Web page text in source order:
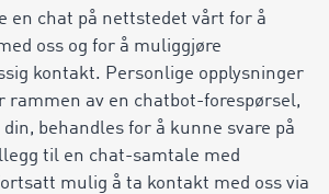
en chat på nettstedet vårt for å
oss og for å muliggjøre
kontakt. Personlige opplysninger
rammen av en chatbot-forespørsel,
behandles for å kunne svare på
til en chat-samtale med
mulig å ta kontakt med oss via